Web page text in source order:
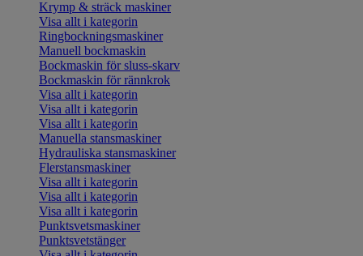
Krymp & sträck maskiner
Visa allt i kategorin
Ringbockningsmaskiner
Manuell bockmaskin
Bockmaskin för sluss-skarv
Bockmaskin för rännkrok
Visa allt i kategorin
Visa allt i kategorin
Visa allt i kategorin
Manuella stansmaskiner
Hydrauliska stansmaskiner
Flerstansmaskiner
Visa allt i kategorin
Visa allt i kategorin
Visa allt i kategorin
Punktsvetsmaskiner
Punktsvetstänger